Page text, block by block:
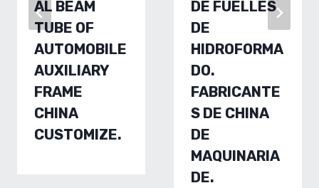
AL BEAM
TUBE OF
AUTOMOBILE
AUXILIARY
FRAME
CHINA
CUSTOMIZE.
DE FUELLES
DE
HIDROFORMA
DO.
FABRICANTE
S DE CHINA
DE
MAQUINARIA
DE.